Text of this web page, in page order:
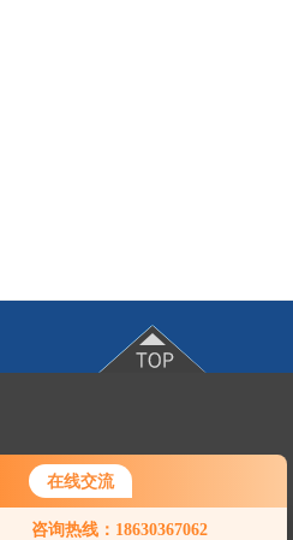
在线交流
咨询热线：18630367062